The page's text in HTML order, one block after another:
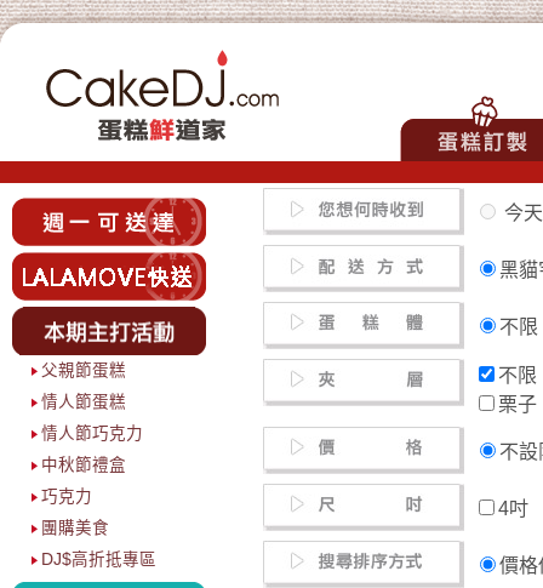
父親節蛋糕
情人節蛋糕
情人節巧克力
中秋節禮盒
巧克力
團購美食
DJ$高折抵專區
今
黑
不
不
栗
不設
4
價